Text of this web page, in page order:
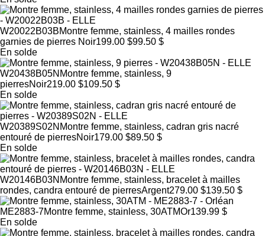
W20022B03BMontre femme, stainless, 4 mailles rondes
garnies de pierres Noir199.00 $99.50 $
En solde
W20438B05N Montre femme, stainless, 9
pierresNoir219.00 $109.50 $
En solde
W20389S02N Montre femme, stainless, cadran gris nacré
entouré de pierresNoir179.00 $89.50 $
En solde
W20146B03N Montre femme, stainless, bracelet à mailles
rondes, candra entouré de pierresArgent279.00 $139.50 $
ME2883-7Montre femme, stainless, 30ATMOr139.99 $
En solde